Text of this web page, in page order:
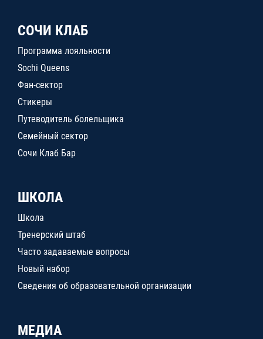
СОЧИ КЛАБ
Программа лояльности
Sochi Queens
Фан-сектор
Стикеры
Путеводитель болельщика
Семейный сектор
Сочи Клаб Бар
ШКОЛА
Школа
Тренерский штаб
Часто задаваемые вопросы
Новый набор
Сведения об образовательной организации
МЕДИА